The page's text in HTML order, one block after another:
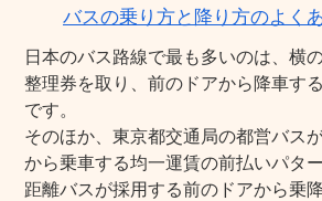
バスの乗り方と降り方のよく
日本のバス路線で最も多いのは、横
整理券を取り、前のドアから降車す
です。
そのほか、東京都交通局の都営バス
から乗車する均一運賃の前払いパタ
距離バスが採用する前のドアから乗